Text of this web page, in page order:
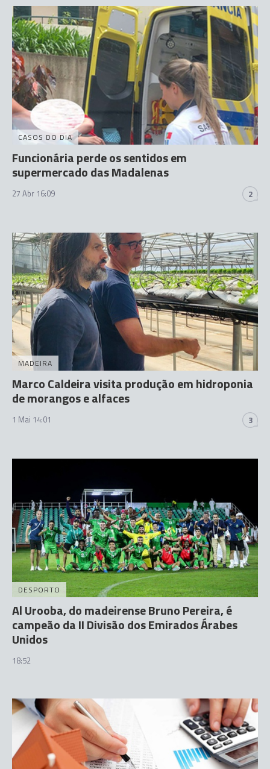
CASOS DO DIA
Funcionária perde os sentidos em
supermercado das Madalenas
27 Abr 16:09 2
MADEIRA
Marco Caldeira visita produção em hidroponia
de morangos e alfaces
1 Mai 14:01 3
DESPORTO
Al Urooba, do madeirense Bruno Pereira, é
campeão da II Divisão dos Emirados Árabes
Unidos
18:52